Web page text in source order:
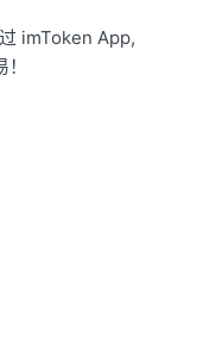
imToken App,